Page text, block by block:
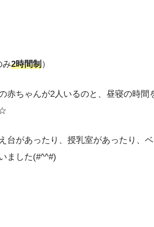
み2時間制）
ちゃんが2人いるのと、昼寝の時間
台があったり、授乳室があったり、
ました(#^^#)